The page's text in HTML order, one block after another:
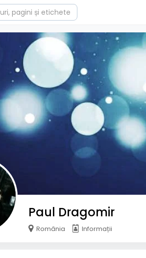
Paul Dragomir
România Informații